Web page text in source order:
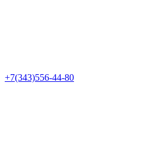
+7(343)556-44-80